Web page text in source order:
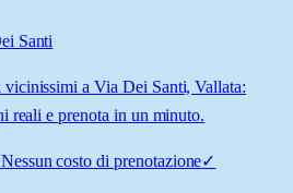
Santi
a Via Dei Santi, Vallata:
reali e prenota in un minuto.
Nessun costo di prenotazione✓